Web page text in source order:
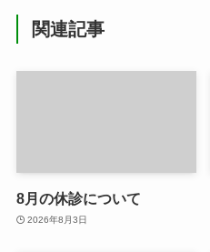
関連記事
8月の休診について
2026年8月3日